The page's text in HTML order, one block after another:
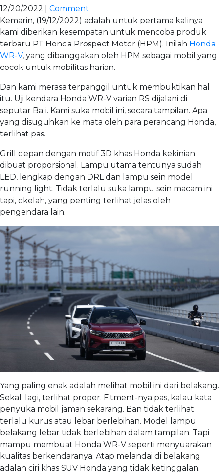
12/20/2022 | Comment
Kemarin, (19/12/2022) adalah untuk pertama kalinya
kami diberikan kesempatan untuk mencoba produk
terbaru PT Honda Prospect Motor (HPM). Inilah Honda
WR-V, yang dibanggakan oleh HPM sebagai mobil yang
cocok untuk mobilitas harian.
Dan kami merasa terpanggil untuk membuktikan hal
itu. Uji kendara Honda WR-V varian RS dijalani di
seputar Bali. Kami suka mobil ini, secara tampilan. Apa
yang disuguhkan ke mata oleh para perancang Honda,
terlihat pas.
Grill depan dengan motif 3D khas Honda kekinian
dibuat proporsional. Lampu utama tentunya sudah
LED, lengkap dengan DRL dan lampu sein model
running light. Tidak terlalu suka lampu sein macam ini
tapi, okelah, yang penting terlihat jelas oleh
pengendara lain.
Yang paling enak adalah melihat mobil ini dari belakang.
Sekali lagi, terlihat proper. Fitment-nya pas, kalau kata
penyuka mobil jaman sekarang. Ban tidak terlihat
terlalu kurus atau lebar berlebihan. Model lampu
belakang lebar tidak berlebihan dalam tampilan. Tapi
mampu membuat Honda WR-V seperti menyuarakan
kualitas berkendaranya. Atap melandai di belakang
adalah ciri khas SUV Honda yang tidak ketinggalan.